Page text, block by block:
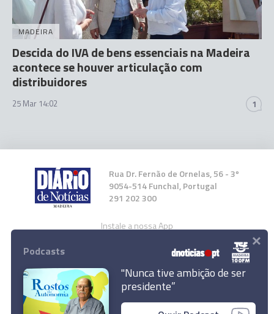
MADEIRA
Descida do IVA de bens essenciais na Madeira
acontece se houver articulação com
distribuidores
25 Mar 14:02 1
Rua Dr. Fernão de Ornelas, 56 - 3º
9054-514 Funchal, Portugal
291 202 300
Instale a nossa App
© 2023 Empresa Diário de Notícias, Lda.
Podcasts
"Nunca tive ambição de ser
presidente”
×